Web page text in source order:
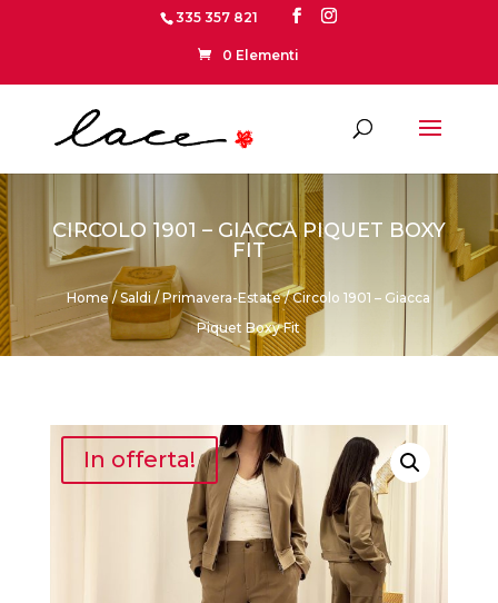
335 357 821
0 Elementi
CIRCOLO 1901 – GIACCA PIQUET BOXY
FIT
Home/Saldi /Primavera-Estate/ Circolo 1901 – Giacca
Piquet Boxy Fit
In offerta!